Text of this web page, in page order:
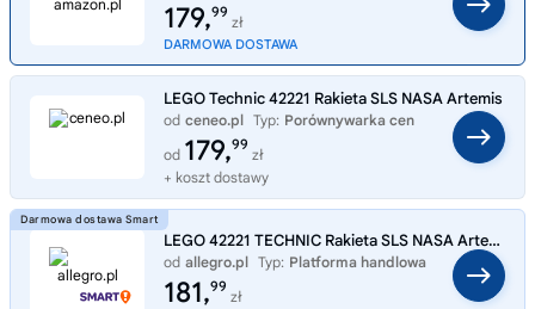
179,99
zł
DARMOWA DOSTAWA
LEGO Technic 42221 Rakieta SLS NASA Artemis
od ceneo.pl Typ: Porównywarka cen
od 179,99
zł
+ koszt dostawy
LEGO 42221 TECHNIC Rakieta SLS NASA Artemis
od allegro.pl Typ: Platforma handlowa
181,99
zł